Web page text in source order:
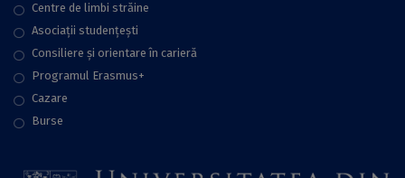
Centre de limbi străine
Asociații studențești
Consiliere şi orientare în carieră
Programul Erasmus+
Cazare
Burse